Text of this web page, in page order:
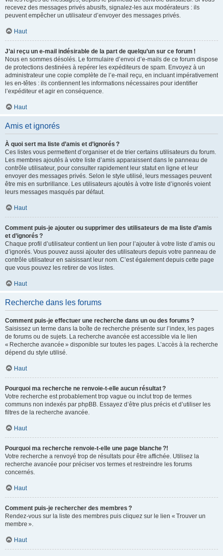
recevez des messages privés abusifs, signalez-les aux modérateurs : ils
peuvent empêcher un utilisateur d’envoyer des messages privés.
Haut
J’ai reçu un e-mail indésirable de la part de quelqu’un sur ce forum !
Nous en sommes désolés. Le formulaire d’envoi d’e-mails de ce forum dispose
de protections destinées à repérer les expéditeurs de spam. Envoyez à un
administrateur une copie complète de l’e-mail reçu, en incluant impérativement
les en-têtes : ils contiennent les informations nécessaires pour identifier
l’expéditeur et agir en conséquence.
Haut
Amis et ignorés
À quoi sert ma liste d’amis et d’ignorés ?
Ces listes vous permettent d’organiser et de trier certains utilisateurs du forum.
Les membres ajoutés à votre liste d’amis apparaissent dans le panneau de
contrôle utilisateur, pour consulter rapidement leur statut en ligne et leur
envoyer des messages privés. Selon le style utilisé, leurs messages peuvent
être mis en surbrillance. Les utilisateurs ajoutés à votre liste d’ignorés voient
leurs messages masqués par défaut.
Haut
Comment puis-je ajouter ou supprimer des utilisateurs de ma liste d’amis
et d’ignorés ?
Chaque profil d’utilisateur contient un lien pour l’ajouter à votre liste d’amis ou
d’ignorés. Vous pouvez aussi ajouter des utilisateurs depuis votre panneau de
contrôle utilisateur en saisissant leur nom. C’est également depuis cette page
que vous pouvez les retirer de vos listes.
Haut
Recherche dans les forums
Comment puis-je effectuer une recherche dans un ou des forums ?
Saisissez un terme dans la boîte de recherche présente sur l’index, les pages
de forums ou de sujets. La recherche avancée est accessible via le lien
« Recherche avancée » disponible sur toutes les pages. L’accès à la recherche
dépend du style utilisé.
Haut
Pourquoi ma recherche ne renvoie-t-elle aucun résultat ?
Votre recherche est probablement trop vague ou inclut trop de termes
communs non indexés par phpBB. Essayez d’être plus précis et d’utiliser les
filtres de la recherche avancée.
Haut
Pourquoi ma recherche renvoie-t-elle une page blanche ?!
Votre recherche a renvoyé trop de résultats pour être affichée. Utilisez la
recherche avancée pour préciser vos termes et restreindre les forums
concernés.
Haut
Comment puis-je rechercher des membres ?
Rendez-vous sur la liste des membres puis cliquez sur le lien « Trouver un
membre ».
Haut